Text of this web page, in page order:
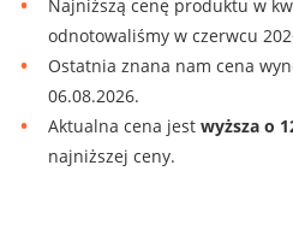
Najniższą cenę produktu w
odnotowaliśmy w czerwcu
Ostatnia znana nam cena
06.08.2026.
Aktualna cena jest wyższa o
najniższej ceny.